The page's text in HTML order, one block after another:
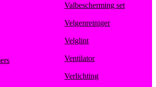
Valbescherming set
Velgenreiniger
Velglint
Ventilator
Verlichting